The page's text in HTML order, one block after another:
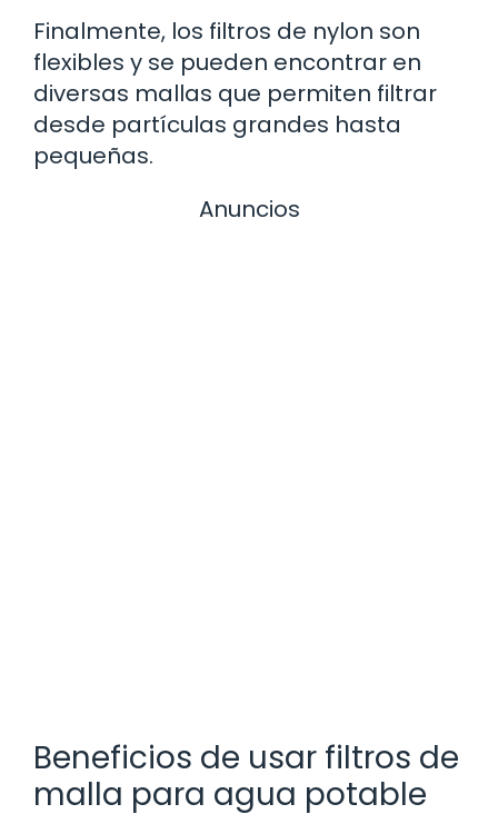
Finalmente, los filtros de nylon son
flexibles y se pueden encontrar en
diversas mallas que permiten filtrar
desde partículas grandes hasta
pequeñas.
Anuncios
Beneficios de usar filtros de
malla para agua potable